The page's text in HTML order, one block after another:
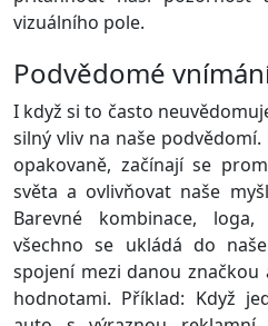
vizuálního pole.
Podvědomé
I když si to často
silný vliv na naše
opakovaně, začínají se
světa a ovlivňovat naše
Barevné kombinace,
všechno se ukládá do
spojení mezi danou
hodnotami. Příklad: Když